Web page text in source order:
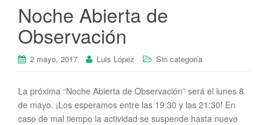
Noche Abierta de
Observación
2 mayo, 2017 Luis López Sin categoría
La próxima “Noche Abierta de Observación” será el lunes 8
de mayo. ¡Los esperamos entre las 19:30 y las 21:30! En
caso de mal tiempo la actividad se suspende hasta nuevo